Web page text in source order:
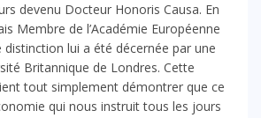
devenu Docteur Honoris Causa. En
Membre de l’Académie Européenne
distinction lui a été décernée par une
Britannique de Londres. Cette
tout simplement démontrer que ce
qui nous instruit tous les jours